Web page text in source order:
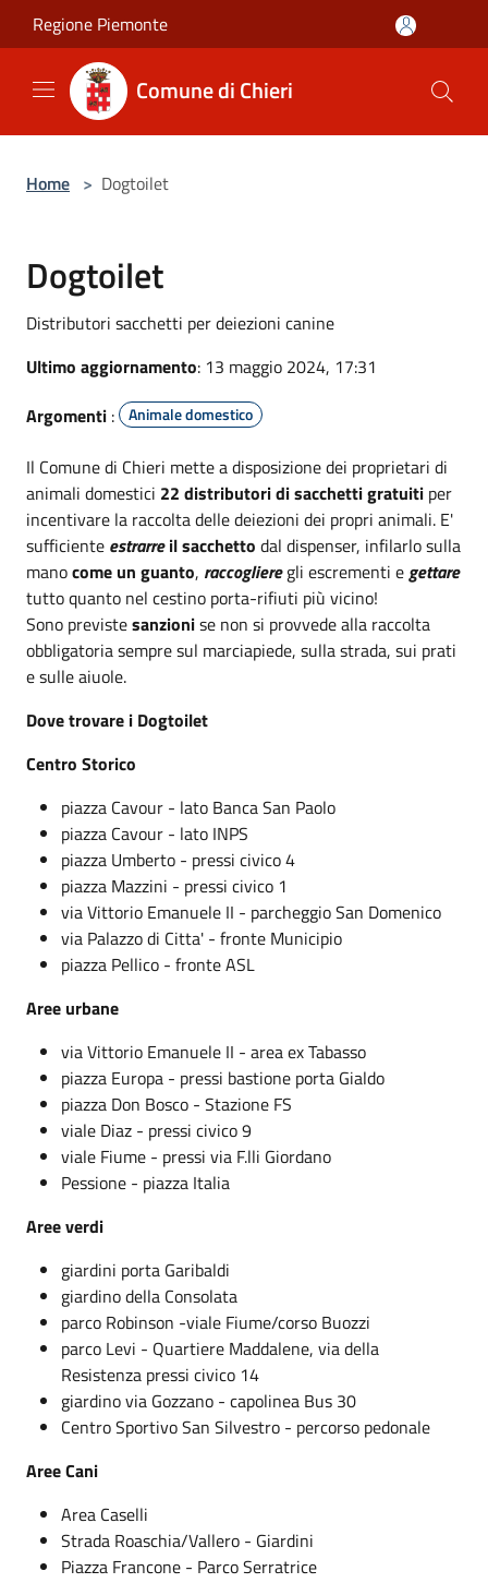
Salta al contenuto principale
Regione Piemonte
Comune di Chieri
Home > Dogtoilet
Dogtoilet
Distributori sacchetti per deiezioni canine
Ultimo aggiornamento: 13 maggio 2024, 17:31
Argomenti : Animale domestico
Il Comune di Chieri mette a disposizione dei proprietari di
animali domestici 22 distributori di sacchetti gratuiti per
incentivare la raccolta delle deiezioni dei propri animali. E'
sufficiente estrarreil sacchetto dal dispenser, infilarlo sulla
manocome un guanto, raccoglieregli escrementi e gettare
tutto quanto nel cestino porta-rifiuti più vicino!
Sono previstesanzionise non si provvede alla raccolta
obbligatoria sempre sul marciapiede, sulla strada, sui prati
e sulle aiuole.
Dove trovare i Dogtoilet
Centro Storico
piazza Cavour - lato Banca San Paolo
piazza Cavour - lato INPS
piazza Umberto - pressi civico 4
piazza Mazzini - pressi civico 1
via Vittorio Emanuele II - parcheggio San Domenico
via Palazzo di Citta' - fronte Municipio
piazza Pellico - fronte ASL
Aree urbane
via Vittorio Emanuele II - area ex Tabasso
piazza Europa - pressi bastione porta Gialdo
piazza Don Bosco - Stazione FS
viale Diaz - pressi civico 9
viale Fiume - pressi via F.lli Giordano
Pessione - piazza Italia
Aree verdi
giardini porta Garibaldi
giardino della Consolata
parco Robinson -viale Fiume/corso Buozzi
parco Levi - Quartiere Maddalene, via della
Resistenza pressi civico 14
giardino via Gozzano - capolinea Bus 30
Centro Sportivo San Silvestro - percorso pedonale
Aree Cani
Area Caselli
Strada Roaschia/Vallero - Giardini
Piazza Francone - Parco Serratrice